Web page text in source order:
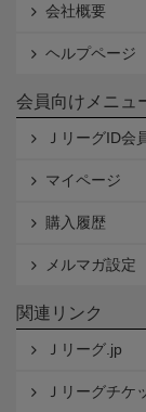
会社概要
ヘルプページ
会員向けメニュ
ＪリーグID会
マイページ
購入履歴
メルマガ設定
関連リンク
Ｊリーグ.jp
Ｊリーグチケ